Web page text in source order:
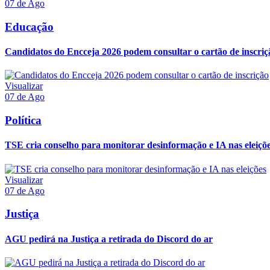
07 de Ago
Educação
Candidatos do Encceja 2026 podem consultar o cartão de
Visualizar
07 de Ago
Política
TSE cria conselho para monitorar desinformação e IA nas
Visualizar
07 de Ago
Justiça
AGU pedirá na Justiça a retirada do Discord do ar